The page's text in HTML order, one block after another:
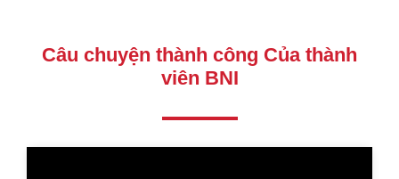
Câu chuyện thành công Của thành
viên BNI